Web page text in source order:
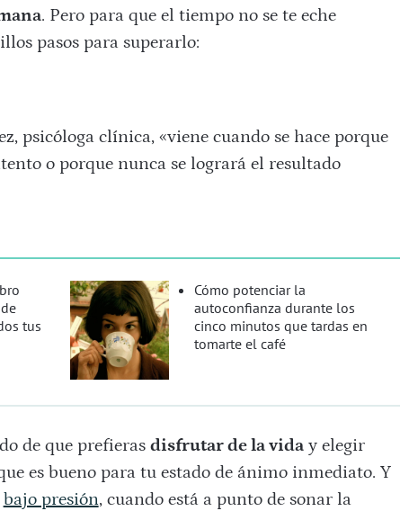
. Pero para que el tiempo no se te eche
pasos para superarlo:
psicóloga clínica, «viene cuando se hace porque
o porque nunca se logrará el resultado
tus
Cómo potenciar la
autoconfianza durante los
cinco minutos que tardas en
tomarte el café
de que prefieras disfrutar de la viday elegir
es bueno para tu estado de ánimo inmediato. Y
bajo presión, cuando está a punto de sonar la